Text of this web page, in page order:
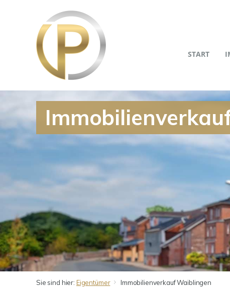
START
Sie sind hier: Eigentümer Immobilienverkauf Waiblingen